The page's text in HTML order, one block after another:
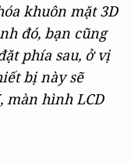
khuôn mặt 3D
đó, bạn cũng
phía sau, ở vị
bị này sẽ
màn hình LCD